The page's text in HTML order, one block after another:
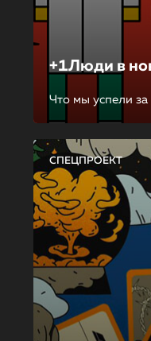
+1Люди в
Что мы успели
СПЕЦПРОЕКТ